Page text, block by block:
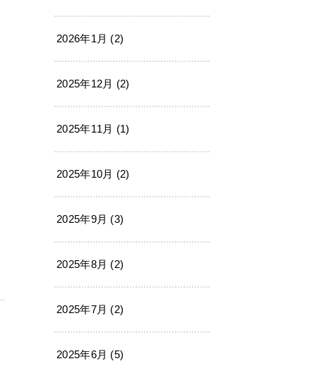
2026年1月 (2)
2025年12月 (2)
2025年11月 (1)
2025年10月 (2)
2025年9月 (3)
2025年8月 (2)
2025年7月 (2)
2025年6月 (5)